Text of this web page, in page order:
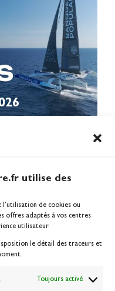
utilise des
l’utilisation de cookies ou
offres adaptés à vos centres
utilisateur.
le détail des traceurs et
Toujours activé